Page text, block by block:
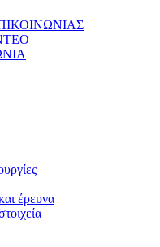
έρευνα